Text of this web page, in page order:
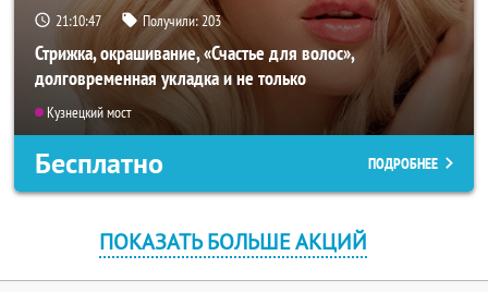
21:10:47 Получили: 203
Стрижка, окрашивание, «Счастье для волос»,
долговременная укладка и не только
Кузнецкий мост
Бесплатно ПОДРОБНЕЕ
ПОКАЗАТЬ БОЛЬШЕ АКЦИЙ